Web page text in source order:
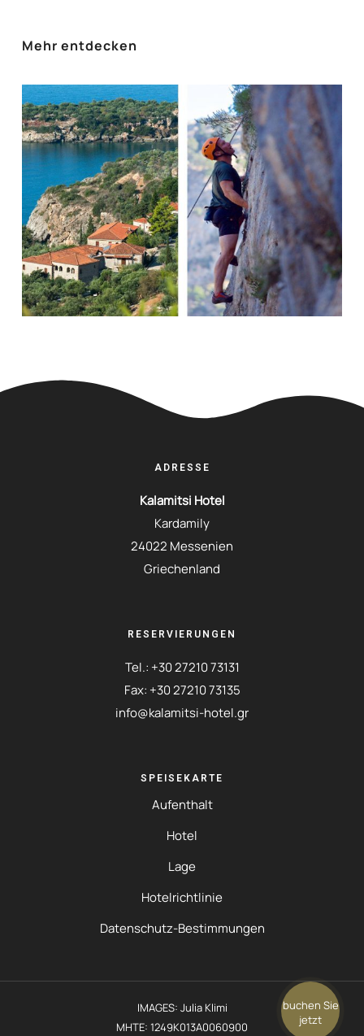
Mehr entdecken
ADRESSE
Kalamitsi Hotel
Kardamily
24022 Messenien
Griechenland
RESERVIERUNGEN
Tel.: +30 27210 73131
Fax: +30 27210 73135
info@kalamitsi-hotel.gr
SPEISEKARTE
Aufenthalt
Hotel
Lage
Hotelrichtlinie
Datenschutz-Bestimmungen
IMAGES: Julia Klimi
MHTE: 1249K013A0060900
buchen Sie
jetzt